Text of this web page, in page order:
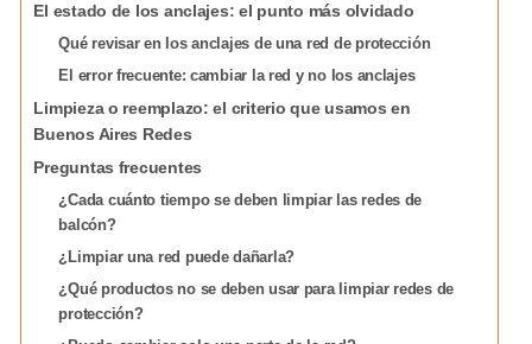
El estado de los anclajes: el punto más olvidado
Qué revisar en los anclajes de una red de protección
El error frecuente: cambiar la red y no los anclajes
Limpieza o reemplazo: el criterio que usamos en
Buenos Aires Redes
Preguntas frecuentes
¿Cada cuánto tiempo se deben limpiar las redes de
balcón?
¿Limpiar una red puede dañarla?
¿Qué productos no se deben usar para limpiar redes de
protección?